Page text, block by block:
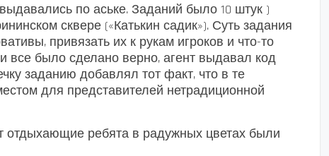
по аське. Заданий было 10 штук )
сквере («Катькин садик»). Суть задания
привязать их к рукам игроков и что-то
было сделано верно, агент выдавал код
заданию добавлял тот факт, что в те
для представителей нетрадиционной
отдыхающие ребята в радужных цветах были